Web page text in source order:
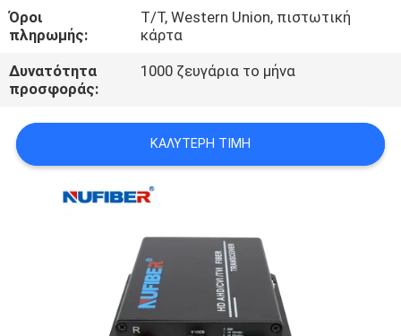
ΖΗΤΉΣΤΕ
ΈΝΑ
ΑΠΌΣΠΑΣΜΑ
SITEMAP
ΠΟΛΙΤΙΚΉ
Όροι
πληρωμής:
T/T, Western Union, πιστωτική
κάρτα
Δυνατότητα
προσφοράς:
1000 ζευγάρια το μήνα
ΚΑΛΎΤΕΡΗ ΤΙΜΉ